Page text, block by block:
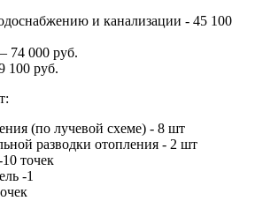
и канализации - 45 100
74 000 руб.‍
100 руб.
(по лучевой схеме) - 8 шт
разводки отопления - 2 шт
точек
-1